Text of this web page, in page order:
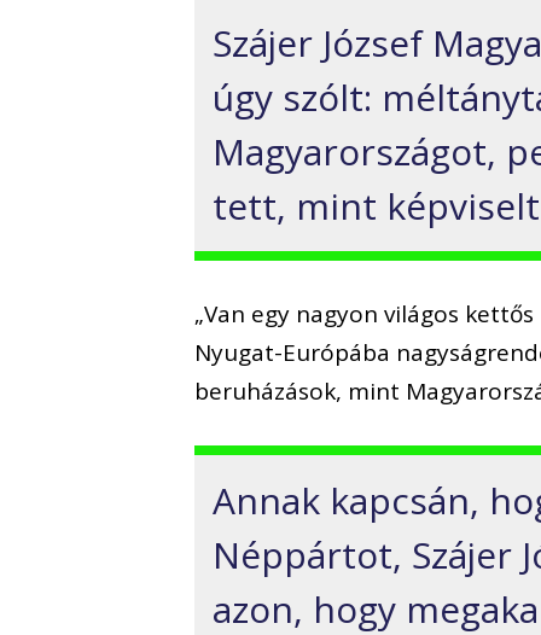
Szájer József
úgy szólt:
Magyarországot,
tett, mint
„Van egy nagyon világos
Nyugat-Európába
beruházások, mint
Annak kapcsán,
Néppártot, Szájer
azon, hogy